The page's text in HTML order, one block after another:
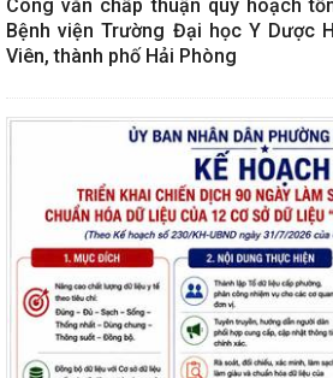
Công văn chấp thuận quy hoạch
Bệnh viện Trường Đại học Y Dược
Viên, thành phố Hải Phòng